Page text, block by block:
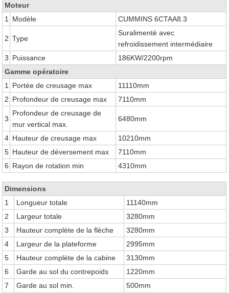
Moteur
1
Modèle CUMMINS 6CTAA8.3
2 Type
Suralimenté avec
refroidissement intermédiaire
3 Puissance
186KW/2200rpm
Gamme opératoire
1
Portée de creusage max
11110mm
2 Profondeur de creusage max 7110mm
3
Profondeur de creusage de
mur vertical max.
6480mm
4 Hauteur de creusage max
10210mm
5 Hauteur de déversement max
7110mm
6 Rayon de rotation min 4310mm
Dimensions
1
Longueur totale
11140mm
2
Largeur totale
3280mm
3
Hauteur complète de la flèche
3280mm
4
Largeur de la plateforme
2995mm
5
Hauteur complète de la cabine
3130mm
6
Garde au sol du contrepoids
1220mm
7
Garde au sol min.
500mm